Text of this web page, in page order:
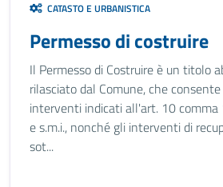
CATASTO E URBANISTICA
Permesso di costruire
Il Permesso di Costruire è un titolo
rilasciato dal Comune, che
interventi indicati all'art. 10 comma
e s.m.i., nonché gli interventi di
sot...